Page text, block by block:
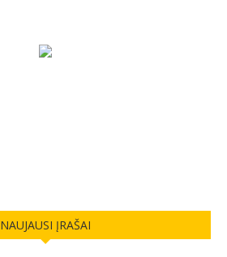
NAUJAUSI ĮRAŠAI